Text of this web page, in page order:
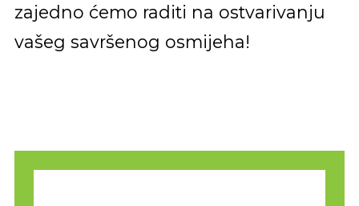
zajedno ćemo raditi na ostvarivanju
vašeg savršenog osmijeha!